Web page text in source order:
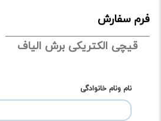
فرم سفارش
قیچی الکتریکی برش الیاف
نام ونام خانوادگی